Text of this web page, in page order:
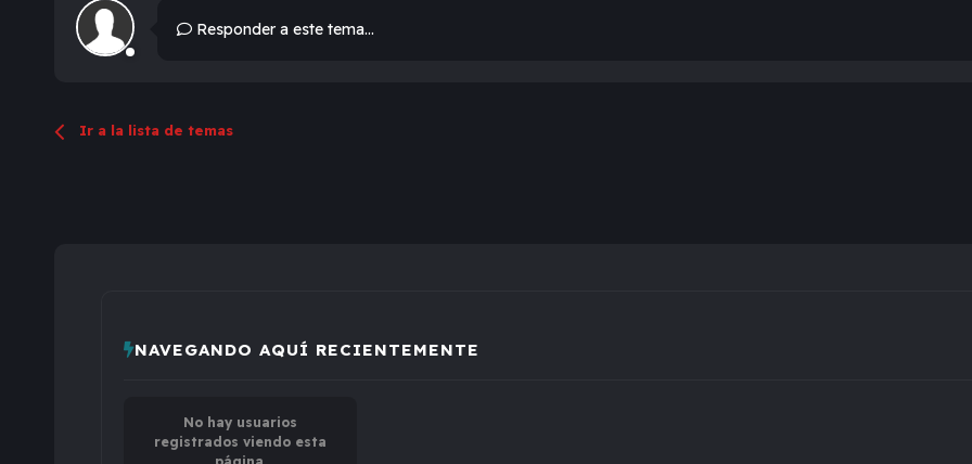
Responder a este tema...
Ir a la lista de temas
NAVEGANDO AQUÍ RECIENTEMENTE
No hay usuarios
registrados viendo esta